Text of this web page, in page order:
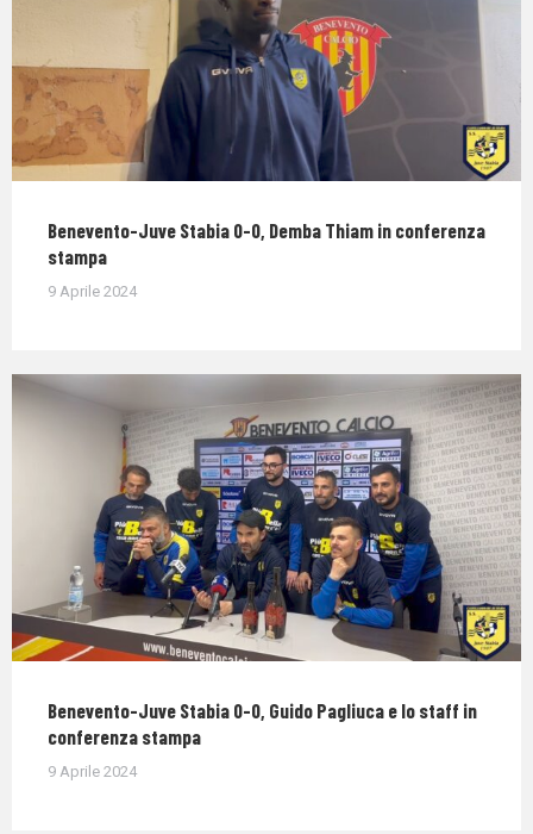
Benevento-Juve Stabia 0-0, Demba Thiam in conferenza
stampa
9 Aprile 2024
Benevento-Juve Stabia 0-0, Guido Pagliuca e lo staff in
conferenza stampa
9 Aprile 2024